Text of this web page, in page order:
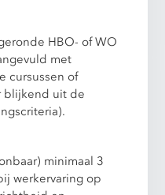
HBO- of WO
met
cursussen of
blijkend uit de
minimaal 3
werkervaring op